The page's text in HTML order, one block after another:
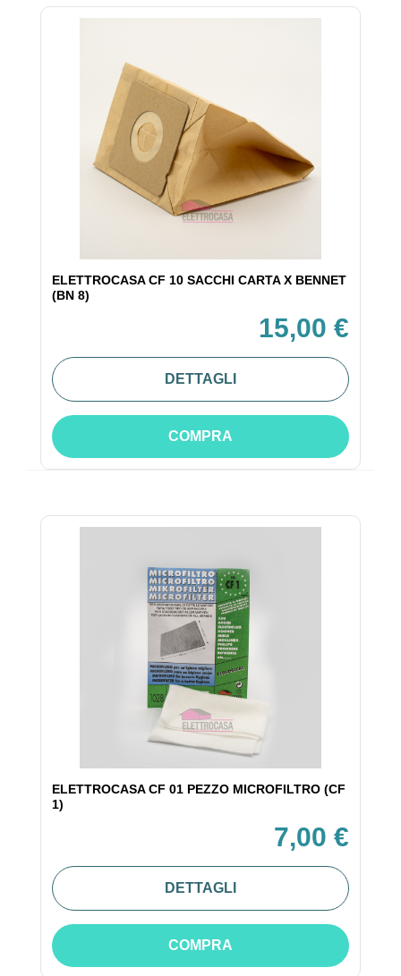
ELETTROCASA CF 10 SACCHI CARTA X BENNET
(BN 8)
15,00 €
DETTAGLI
COMPRA
ELETTROCASA CF 01 PEZZO MICROFILTRO (CF
1)
7,00 €
DETTAGLI
COMPRA